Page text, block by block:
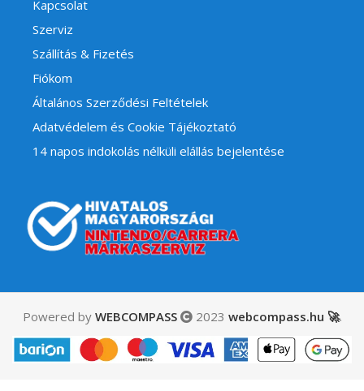
Kapcsolat
Szerviz
Szállítás & Fizetés
Fiókom
Általános Szerződési Feltételek
Adatvédelem és Cookie Tájékoztató
14 napos indokolás nélküli elállás bejelentése
Powered by WEBCOMPASS 2023 webcompass.hu 🚀.